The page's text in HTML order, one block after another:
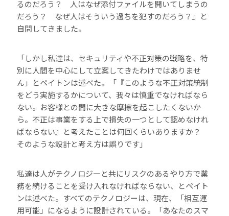
るのだろう？ 人はなぜ添付ファイルを開いてしまうの
だろう？ なぜ人はそういう過ちを犯すのだろう？』と
自問してきました。
「しかし私達は、セキュリティや不正対策の戦略を、特
別に人間を中心にして立案してきたわけではありませ
ん」とペイトンは述べた。「『このような不正対策統制
をどう実施するかについて、我々は慎重でなければなら
ない。お客様との間に大きな摩擦を起こしたくないか
ら。不正は事業をする上で損失の一つとして認めなけれ
ばならない』と考えたことは何回くらいありますか？
そのような設計と考え方は誤りです」
私達は人がテクノロジーと共にリスクのあるやり方で業
務を続けることを受け入れなければならない、とペイト
ンは述べた。すべてのテクノロジーは、現在、「相互運
用可能」になるように設計されている。「あなたのスマ